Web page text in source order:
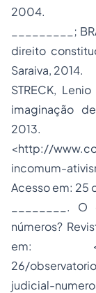
2004.
_________;
direito
Saraiva, 2014.
STRECK,
imaginação
2013.
<http://
incomum-
Acesso em: 25
________.
números?
em:
26/
judicial-